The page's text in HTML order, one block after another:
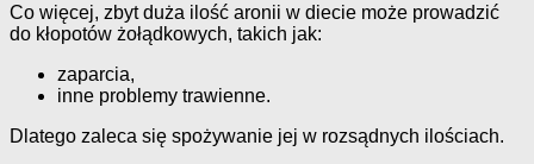
Co więcej, zbyt duża ilość aronii w diecie może prowadzić
do kłopotów żołądkowych, takich jak:
zaparcia,
inne problemy trawienne.
Dlatego zaleca się spożywanie jej w rozsądnych ilościach.